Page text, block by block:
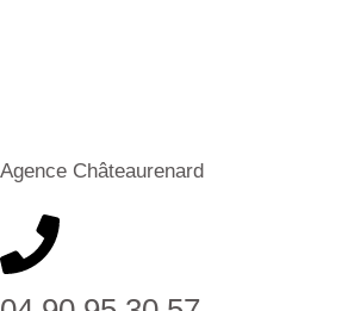
Agence Châteaurenard